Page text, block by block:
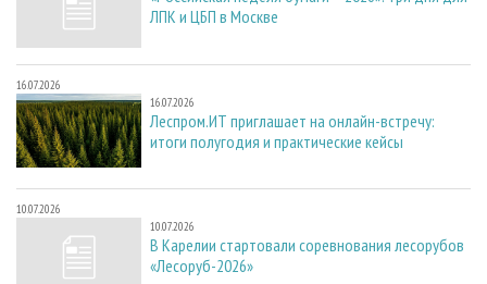
ЛПК и ЦБП в Москве
16.07.2026
16.07.2026
Леспром.ИТ приглашает на онлайн-встречу:
итоги полугодия и практические кейсы
10.07.2026
10.07.2026
В Карелии стартовали соревнования лесорубов
«Лесоруб-2026»